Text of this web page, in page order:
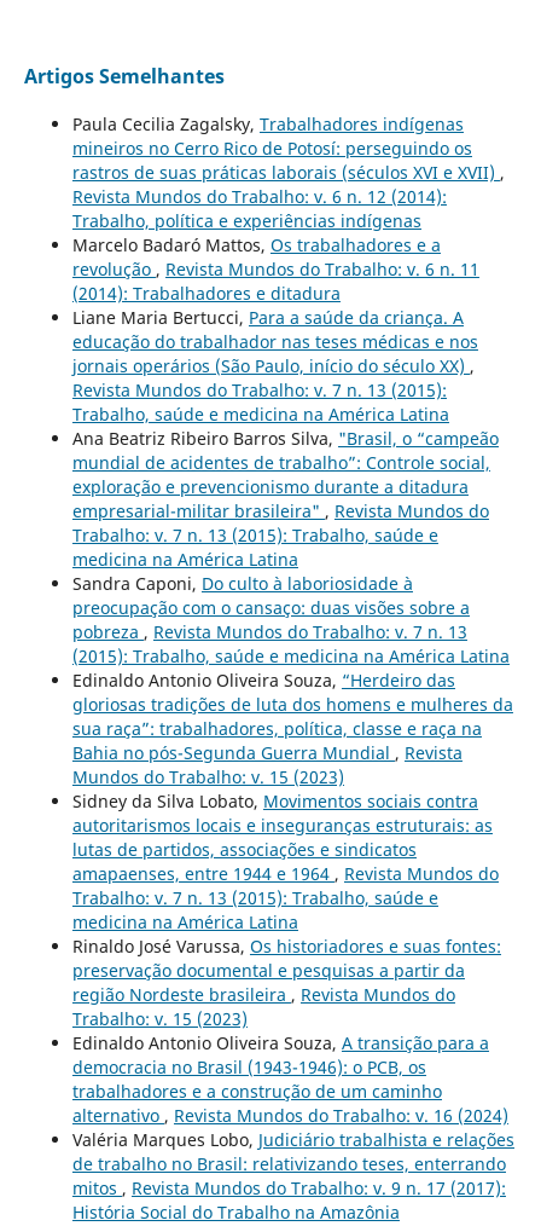
Artigos Semelhantes
Paula Cecilia Zagalsky, Trabalhadores indígenas
mineiros no Cerro Rico de Potosí: perseguindo os
rastros de suas práticas laborais (séculos XVI e XVII) ,
Revista Mundos do Trabalho: v. 6 n. 12 (2014):
Trabalho, política e experiências indígenas
Marcelo Badaró Mattos, Os trabalhadores e a
revolução , Revista Mundos do Trabalho: v. 6 n. 11
(2014): Trabalhadores e ditadura
Liane Maria Bertucci, Para a saúde da criança. A
educação do trabalhador nas teses médicas e nos
jornais operários (São Paulo, início do século XX) ,
Revista Mundos do Trabalho: v. 7 n. 13 (2015):
Trabalho, saúde e medicina na América Latina
Ana Beatriz Ribeiro Barros Silva, "Brasil, o “campeão
mundial de acidentes de trabalho”: Controle social,
exploração e prevencionismo durante a ditadura
empresarial-militar brasileira" , Revista Mundos do
Trabalho: v. 7 n. 13 (2015): Trabalho, saúde e
medicina na América Latina
Sandra Caponi, Do culto à laboriosidade à
preocupação com o cansaço: duas visões sobre a
pobreza , Revista Mundos do Trabalho: v. 7 n. 13
(2015): Trabalho, saúde e medicina na América Latina
Edinaldo Antonio Oliveira Souza, “Herdeiro das
gloriosas tradições de luta dos homens e mulheres da
sua raça”: trabalhadores, política, classe e raça na
Bahia no pós-Segunda Guerra Mundial , Revista
Mundos do Trabalho: v. 15 (2023)
Sidney da Silva Lobato, Movimentos sociais contra
autoritarismos locais e inseguranças estruturais: as
lutas de partidos, associações e sindicatos
amapaenses, entre 1944 e 1964 , Revista Mundos do
Trabalho: v. 7 n. 13 (2015): Trabalho, saúde e
medicina na América Latina
Rinaldo José Varussa, Os historiadores e suas fontes:
preservação documental e pesquisas a partir da
região Nordeste brasileira , Revista Mundos do
Trabalho: v. 15 (2023)
Edinaldo Antonio Oliveira Souza, A transição para a
democracia no Brasil (1943-1946): o PCB, os
trabalhadores e a construção de um caminho
alternativo , Revista Mundos do Trabalho: v. 16 (2024)
Valéria Marques Lobo, Judiciário trabalhista e relações
de trabalho no Brasil: relativizando teses, enterrando
mitos , Revista Mundos do Trabalho: v. 9 n. 17 (2017):
História Social do Trabalho na Amazônia